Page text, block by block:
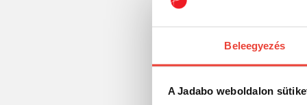
Beleegyezés
A Jadabo weboldalon